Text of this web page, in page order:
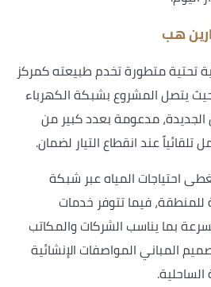
هب
تحتية متطورة تخدم طبيعته كمركز
يتصل المشروع بشبكة الكهرباء
الجديدة، مدعومة بعدد كبير من
عند انقطاع التيار لضمان.
احتياجات المياه عبر شبكة
فيما تتوفر خدمات
بما يناسب الشركات والمكاتب
المباني المواصفات الإنشائية